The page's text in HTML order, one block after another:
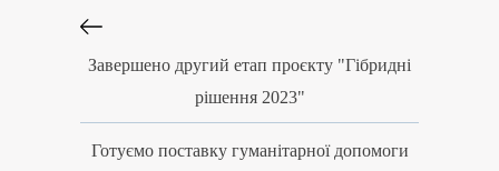
Завершено другий етап проєкту "Гібридні
рішення 2023"
Готуємо поставку гуманітарної допомоги